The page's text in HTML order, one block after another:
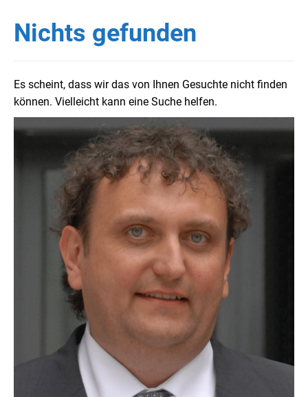
Nichts gefunden
Es scheint, dass wir das von Ihnen Gesuchte nicht finden
können. Vielleicht kann eine Suche helfen.